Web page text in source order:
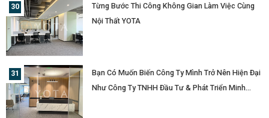
Từng Bước Thi Công Không Gian Làm Việc Cùng
Nội Thất YOTA
Bạn Có Muốn Biến Công Ty Mình Trở Nên Hiện Đại
Như Công Ty TNHH Đầu Tư & Phát Triển Minh